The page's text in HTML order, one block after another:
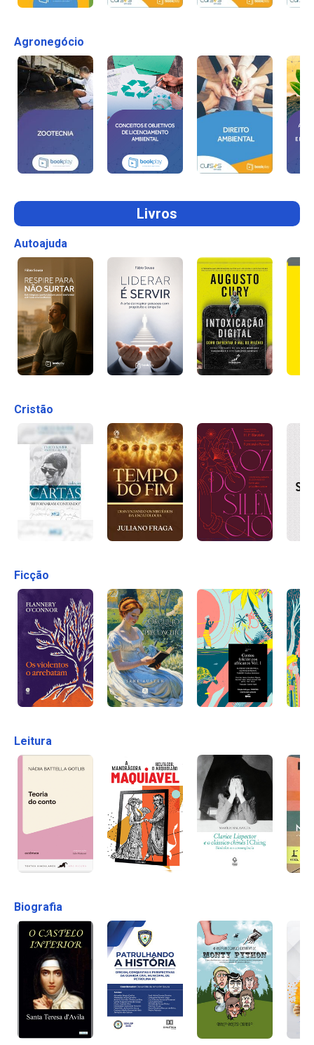
Agronegócio
Livros
Autoajuda
Cristão
Ficção
Leitura
Biografia